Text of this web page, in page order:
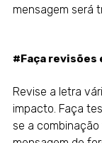
mensagem será
#Faça revisões
Revise a letra
impacto. Faça
se a